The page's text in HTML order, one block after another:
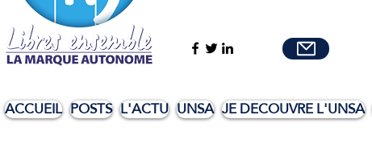
ACCUEIL POSTS L'ACTU UNSA JE DECOUVRE L'UNSA